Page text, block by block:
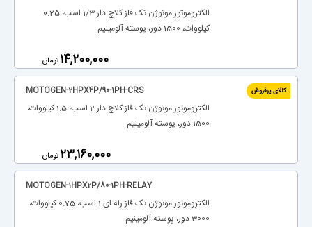
الکتروموتور موتوژن تک فاز کلاچ دار 1/3 اسب، 0.25
کیلووات، 1500 دور، پوسته آلومینیم
‎14,200,000 تومان
کالای پرفروش MOTOGEN-2HPX4P/90-1PH-CRS
الکتروموتور موتوژن تک فاز کلاچ دار 2 اسب، 1.5 کیلووات،
1500 دور، پوسته آلومینیم
‎23,160,000 تومان
MOTOGEN-1HPX2P/80-1PH-RELAY
الکتروموتور موتوژن تک فاز رله ای 1 اسب، 0.75 کیلووات،
3000 دور، پوسته آلومینیم